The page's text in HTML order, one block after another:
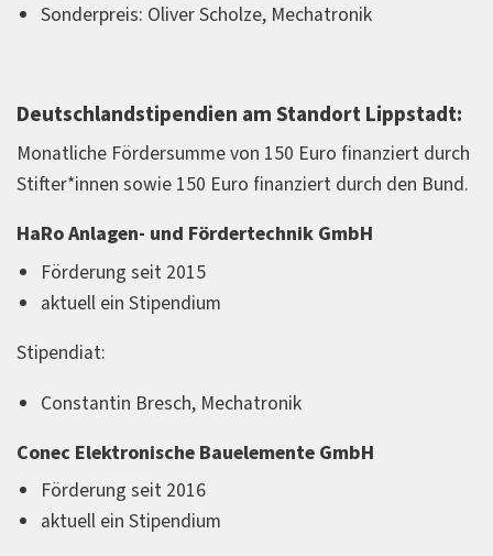
Sonderpreis: Oliver Scholze, Mechatronik
Deutschlandstipendien am Standort Lippstadt:
Monatliche Fördersumme von 150 Euro finanziert durch
Stifter*innen sowie 150 Euro finanziert durch den Bund.
HaRo Anlagen- und Fördertechnik GmbH
Förderung seit 2015
aktuell ein Stipendium
Stipendiat:
Constantin Bresch, Mechatronik
Conec Elektronische Bauelemente GmbH
Förderung seit 2016
aktuell ein Stipendium